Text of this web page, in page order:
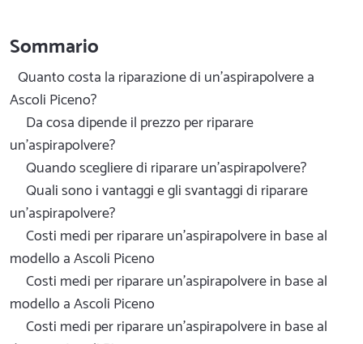
Sommario
Quanto costa la riparazione di un'aspirapolvere a
Ascoli Piceno?
Da cosa dipende il prezzo per riparare
un'aspirapolvere?
Quando scegliere di riparare un'aspirapolvere?
Quali sono i vantaggi e gli svantaggi di riparare
un'aspirapolvere?
Costi medi per riparare un'aspirapolvere in base al
modello a Ascoli Piceno
Costi medi per riparare un'aspirapolvere in base al
modello a Ascoli Piceno
Costi medi per riparare un'aspirapolvere in base al